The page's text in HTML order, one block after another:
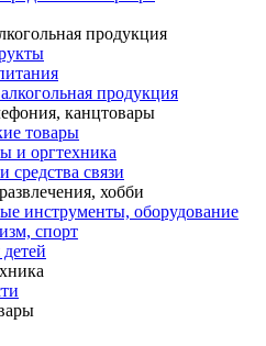
продукция
продукция
канцтовары
товары
и оргтехника
средства связи
хобби
инструменты, оборудование
спорт